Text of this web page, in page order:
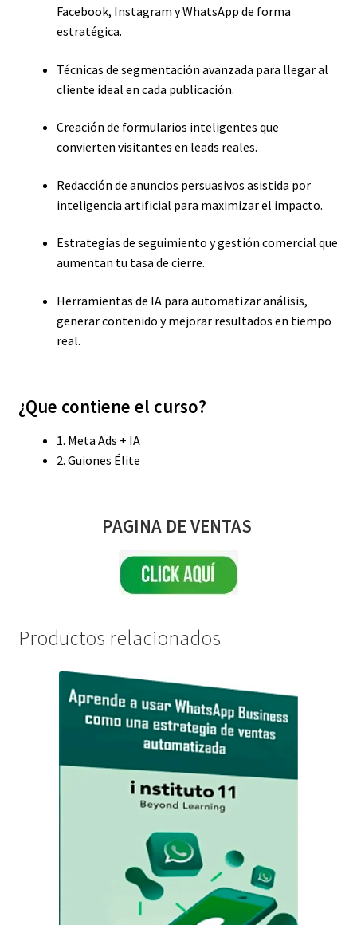
Facebook, Instagram y WhatsApp de forma
estratégica.
Técnicas de segmentación avanzada para llegar al
cliente ideal en cada publicación.
Creación de formularios inteligentes que
convierten visitantes en leads reales.
Redacción de anuncios persuasivos asistida por
inteligencia artificial para maximizar el impacto.
Estrategias de seguimiento y gestión comercial que
aumentan tu tasa de cierre.
Herramientas de IA para automatizar análisis,
generar contenido y mejorar resultados en tiempo
real.
¿Que contiene el curso?
1. Meta Ads + IA
2. Guiones Élite
PAGINA DE VENTAS
Productos relacionados